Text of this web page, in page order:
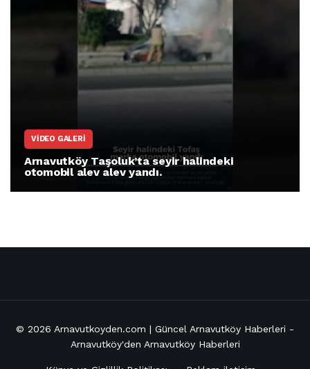
VIDEO GALERI
Arnavutköy Taşoluk’ta seyir halindeki
otomobil alev alev yandı.
© 2026 Arnavutkoyden.com | Güncel Arnavutköy Haberleri -
Arnavutköy'den Arnavutköy Haberleri